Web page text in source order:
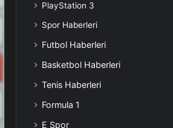
PlayStation 3
Spor Haberleri
Futbol Haberleri
Basketbol Haberleri
Tenis Haberleri
Formula 1
E Spor